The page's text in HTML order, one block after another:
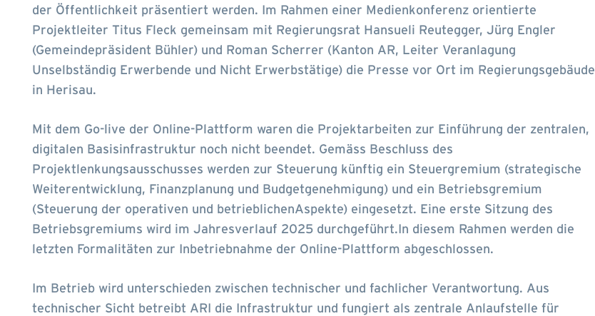
der Öffentlichkeit präsentiert werden. Im Rahmen einer Medienkonferenz orientierte
Projektleiter Titus Fleck gemeinsam mit Regierungsrat Hansueli Reutegger, Jürg Engler
(Gemeindepräsident Bühler) und Roman Scherrer (Kanton AR, Leiter Veranlagung
Unselbständig Erwerbende und Nicht Erwerbstätige) die Presse vor Ort im Regierungsgebäude
in Herisau.
Mit dem Go-live der Online-Plattform waren die Projektarbeiten zur Einführung der zentralen,
digitalen Basisinfrastruktur noch nicht beendet. Gemäss Beschluss des
Projektlenkungsausschusses werden zur Steuerung künftig ein Steuergremium (strategische
Weiterentwicklung, Finanzplanung und Budgetgenehmigung) und ein Betriebsgremium
(Steuerung der operativen und betrieblichenAspekte) eingesetzt. Eine erste Sitzung des
Betriebsgremiums wird im Jahresverlauf 2025 durchgeführt.In diesem Rahmen werden die
letzten Formalitäten zur Inbetriebnahme der Online-Plattform abgeschlossen.
Im Betrieb wird unterschieden zwischen technischer und fachlicher Verantwortung. Aus
technischer Sicht betreibt ARI die Infrastruktur und fungiert als zentrale Anlaufstelle für